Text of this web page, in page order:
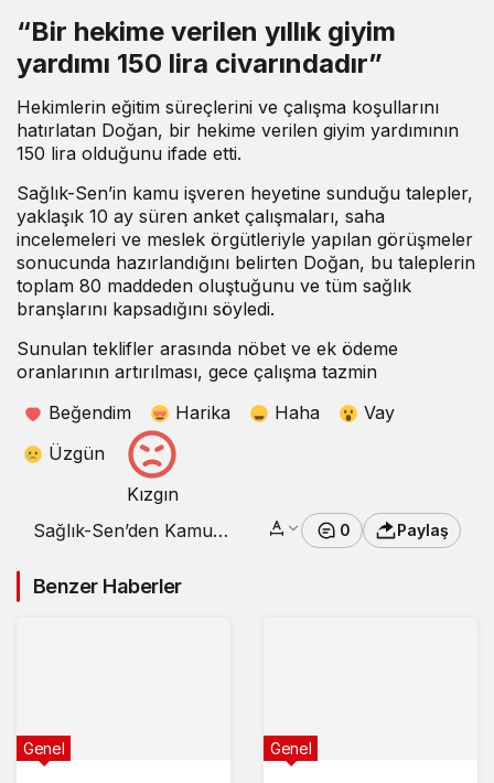
“Bir hekime verilen yıllık giyim
yardımı 150 lira civarındadır”
Hekimlerin eğitim süreçlerini ve çalışma koşullarını
hatırlatan Doğan, bir hekime verilen giyim yardımının
150 lira olduğunu ifade etti.
Sağlık-Sen’in kamu işveren heyetine sunduğu talepler,
yaklaşık 10 ay süren anket çalışmaları, saha
incelemeleri ve meslek örgütleriyle yapılan görüşmeler
sonucunda hazırlandığını belirten Doğan, bu taleplerin
toplam 80 maddeden oluştuğunu ve tüm sağlık
branşlarını kapsadığını söyledi.
Sunulan teklifler arasında nöbet ve ek ödeme
oranlarının artırılması, gece çalışma tazmin
Beğendim
Harika Haha
Vay
Üzgün
Kızgın
Sağlık-Sen’den Kamu
Çalışanlarına Zam
0 Paylaş
Benzer Haberler
Genel Genel